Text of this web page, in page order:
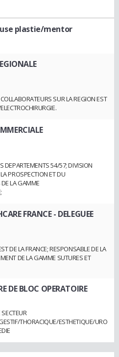
plastie/mentor
SUR LA REGION EST
DEPARTEMENTS 54/57; DIVISION
PROSPECTION ET DU
LA GAMME
FRANCE- DELEGUEE
DE LA FRANCE; RESPONSABLE DE LA
DE LA GAMME SUTURES ET
DE BLOC OPERATOIRE
THORACIQUE/ESTHETIQUE/URO